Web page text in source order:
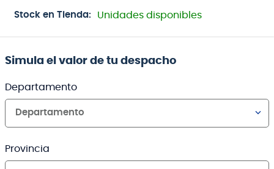
Stock en Tienda: Unidades disponibles
Simula el valor de tu despacho
Departamento
Departamento
Provincia